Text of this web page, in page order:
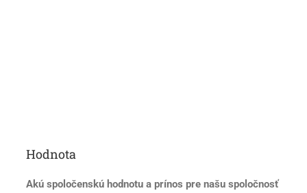
Hodnota
Akú spoločenskú hodnotu a prínos pre našu spoločnosť